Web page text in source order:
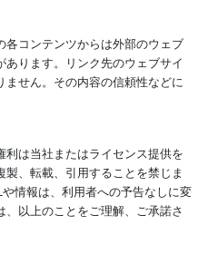
コンテンツからは外部のウェブ
ります。リンク先のウェブサイ
ません。その内容の信頼性などに
は当社またはライセンス提供を
、転載、引用することを禁じま
情報は、利用者への予告なしに変
以上のことをご理解、ご承諾さ